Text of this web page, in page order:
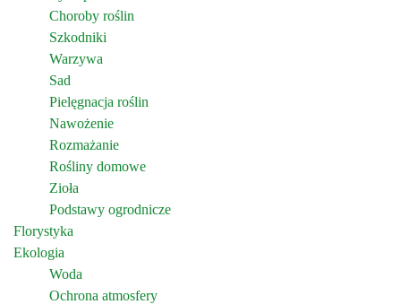
Choroby roślin
Szkodniki
Warzywa
Sad
Pielęgnacja roślin
Nawożenie
Rozmażanie
Rośliny domowe
Zioła
Podstawy ogrodnicze
Florystyka
Ekologia
Woda
Ochrona atmosfery